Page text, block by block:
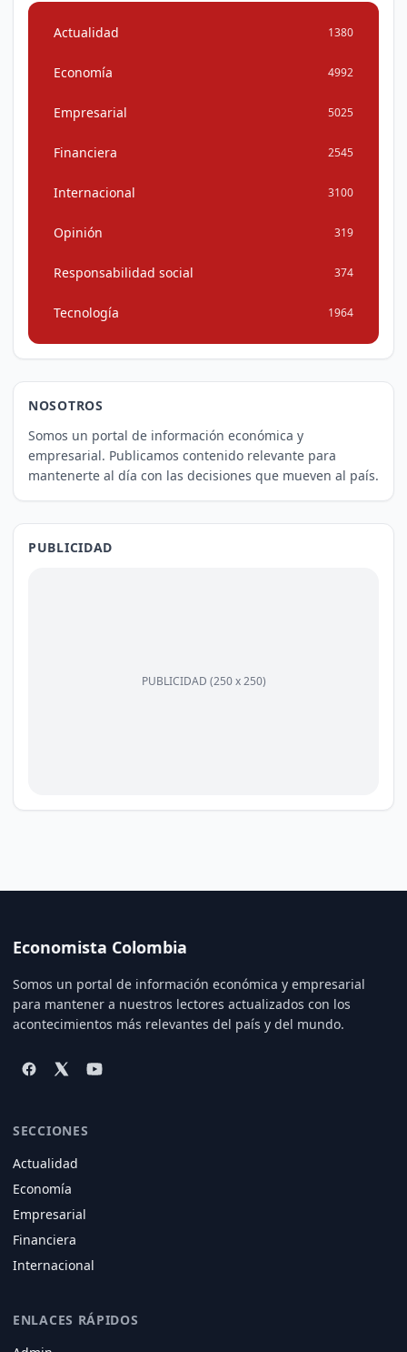
Actualidad 1380
Economía 4992
Empresarial 5025
Financiera 2545
Internacional 3100
Opinión 319
Responsabilidad social 374
Tecnología 1964
NOSOTROS
Somos un portal de información económica y
empresarial. Publicamos contenido relevante para
mantenerte al día con las decisiones que mueven al país.
PUBLICIDAD
PUBLICIDAD (250 x 250)
Economista Colombia
Somos un portal de información económica y empresarial
para mantener a nuestros lectores actualizados con los
acontecimientos más relevantes del país y del mundo.
SECCIONES
Actualidad
Economía
Empresarial
Financiera
Internacional
ENLACES RÁPIDOS